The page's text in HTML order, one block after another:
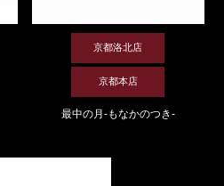
京都洛北店
京都本店
最中の月-もなかのつき-